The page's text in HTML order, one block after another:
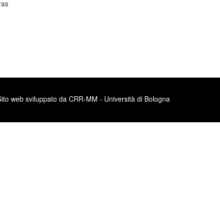
web sviluppato da CRR-MM - Università di Bologna